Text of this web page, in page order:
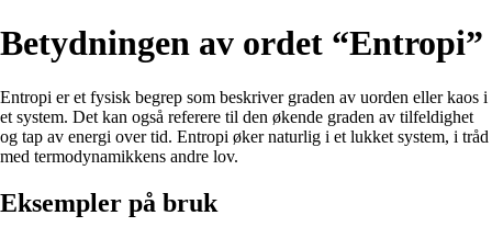
Betydningen av ordet “Entropi”
Entropi er et fysisk begrep som beskriver graden av uorden eller kaos i
et system. Det kan også referere til den økende graden av tilfeldighet
og tap av energi over tid. Entropi øker naturlig i et lukket system, i tråd
med termodynamikkens andre lov.
Eksempler på bruk